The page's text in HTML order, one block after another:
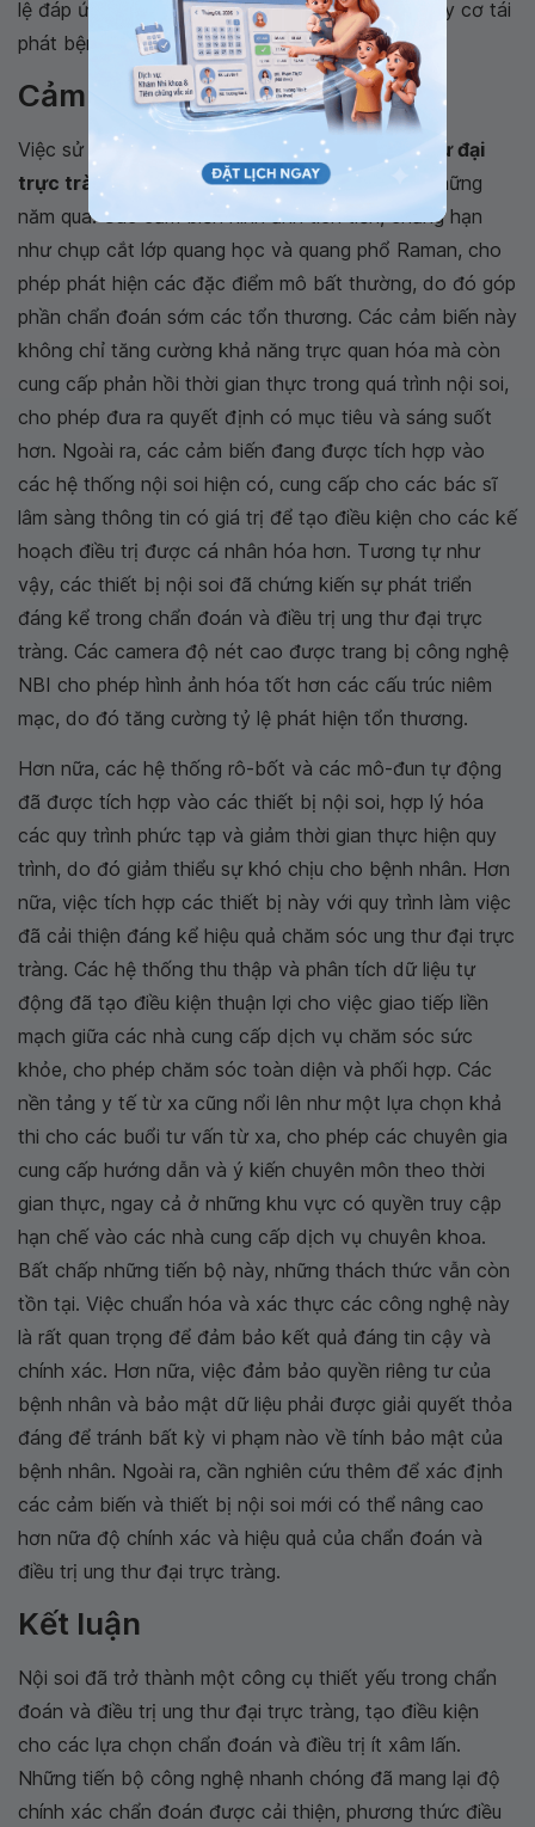
lệ đáp ứng điều trị, cải thiện kết quả và giảm nguy cơ tái
phát bệnh và di căn
Cảm biến và thiết bị nội soi
Việc sử dụng cảm biến trong chẩn đoán
ung thư đại
trực tràng
đã có sự phát triển đáng kể trong những
năm qua. Các cảm biến hình ảnh tiên tiến, chẳng hạn
như chụp cắt lớp quang học và quang phổ Raman, cho
phép phát hiện các đặc điểm mô bất thường, do đó góp
phần chẩn đoán sớm các tổn thương. Các cảm biến này
không chỉ tăng cường khả năng trực quan hóa mà còn
cung cấp phản hồi thời gian thực trong quá trình nội soi,
cho phép đưa ra quyết định có mục tiêu và sáng suốt
hơn. Ngoài ra, các cảm biến đang được tích hợp vào
các hệ thống nội soi hiện có, cung cấp cho các bác sĩ
lâm sàng thông tin có giá trị để tạo điều kiện cho các kế
hoạch điều trị được cá nhân hóa hơn. Tương tự như
vậy, các thiết bị nội soi đã chứng kiến sự phát triển
đáng kể trong chẩn đoán và điều trị ung thư đại trực
tràng. Các camera độ nét cao được trang bị công nghệ
NBI cho phép hình ảnh hóa tốt hơn các cấu trúc niêm
mạc, do đó tăng cường tỷ lệ phát hiện tổn thương.
Hơn nữa, các hệ thống rô-bốt và các mô-đun tự động
đã được tích hợp vào các thiết bị nội soi, hợp lý hóa
các quy trình phức tạp và giảm thời gian thực hiện quy
trình, do đó giảm thiểu sự khó chịu cho bệnh nhân. Hơn
nữa, việc tích hợp các thiết bị này với quy trình làm việc
đã cải thiện đáng kể hiệu quả chăm sóc ung thư đại trực
tràng. Các hệ thống thu thập và phân tích dữ liệu tự
động đã tạo điều kiện thuận lợi cho việc giao tiếp liền
mạch giữa các nhà cung cấp dịch vụ chăm sóc sức
khỏe, cho phép chăm sóc toàn diện và phối hợp. Các
nền tảng y tế từ xa cũng nổi lên như một lựa chọn khả
thi cho các buổi tư vấn từ xa, cho phép các chuyên gia
cung cấp hướng dẫn và ý kiến chuyên môn theo thời
gian thực, ngay cả ở những khu vực có quyền truy cập
hạn chế vào các nhà cung cấp dịch vụ chuyên khoa.
Bất chấp những tiến bộ này, những thách thức vẫn còn
tồn tại. Việc chuẩn hóa và xác thực các công nghệ này
là rất quan trọng để đảm bảo kết quả đáng tin cậy và
chính xác. Hơn nữa, việc đảm bảo quyền riêng tư của
bệnh nhân và bảo mật dữ liệu phải được giải quyết thỏa
đáng để tránh bất kỳ vi phạm nào về tính bảo mật của
bệnh nhân. Ngoài ra, cần nghiên cứu thêm để xác định
các cảm biến và thiết bị nội soi mới có thể nâng cao
hơn nữa độ chính xác và hiệu quả của chẩn đoán và
điều trị ung thư đại trực tràng.
Kết luận
Nội soi đã trở thành một công cụ thiết yếu trong chẩn
đoán và điều trị ung thư đại trực tràng, tạo điều kiện
cho các lựa chọn chẩn đoán và điều trị ít xâm lấn.
Những tiến bộ công nghệ nhanh chóng đã mang lại độ
chính xác chẩn đoán được cải thiện, phương thức điều